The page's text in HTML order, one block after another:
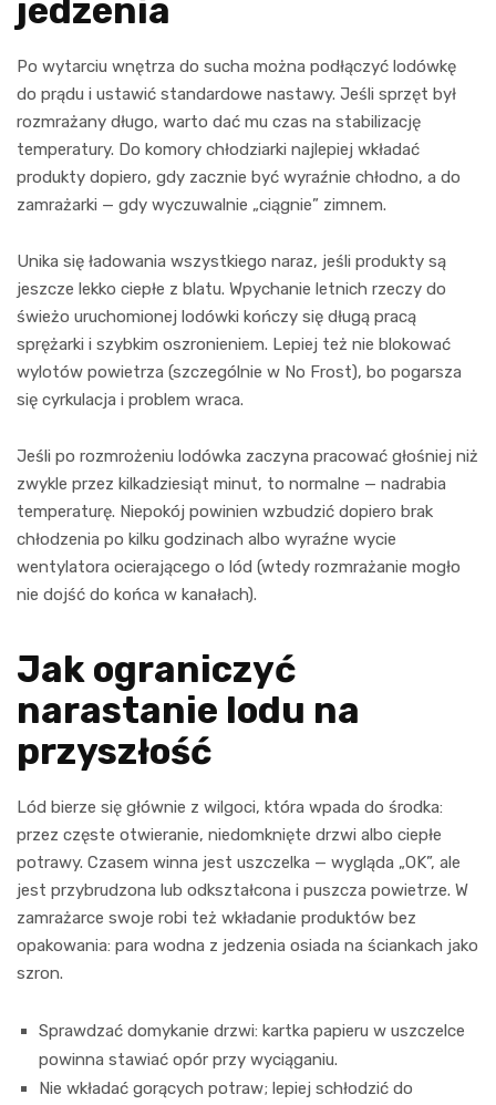
jedzenia
Po wytarciu wnętrza do sucha można podłączyć lodówkę
do prądu i ustawić standardowe nastawy. Jeśli sprzęt był
rozmrażany długo, warto dać mu czas na stabilizację
temperatury. Do komory chłodziarki najlepiej wkładać
produkty dopiero, gdy zacznie być wyraźnie chłodno, a do
zamrażarki — gdy wyczuwalnie „ciągnie” zimnem.
Unika się ładowania wszystkiego naraz, jeśli produkty są
jeszcze lekko ciepłe z blatu. Wpychanie letnich rzeczy do
świeżo uruchomionej lodówki kończy się długą pracą
sprężarki i szybkim oszronieniem. Lepiej też nie blokować
wylotów powietrza (szczególnie w No Frost), bo pogarsza
się cyrkulacja i problem wraca.
Jeśli po rozmrożeniu lodówka zaczyna pracować głośniej niż
zwykle przez kilkadziesiąt minut, to normalne — nadrabia
temperaturę. Niepokój powinien wzbudzić dopiero brak
chłodzenia po kilku godzinach albo wyraźne wycie
wentylatora ocierającego o lód (wtedy rozmrażanie mogło
nie dojść do końca w kanałach).
Jak ograniczyć
narastanie lodu na
przyszłość
Lód bierze się głównie z wilgoci, która wpada do środka:
przez częste otwieranie, niedomknięte drzwi albo ciepłe
potrawy. Czasem winna jest uszczelka — wygląda „OK”, ale
jest przybrudzona lub odkształcona i puszcza powietrze. W
zamrażarce swoje robi też wkładanie produktów bez
opakowania: para wodna z jedzenia osiada na ściankach jako
szron.
Sprawdzać domykanie drzwi: kartka papieru w uszczelce
powinna stawiać opór przy wyciąganiu.
Nie wkładać gorących potraw; lepiej schłodzić do